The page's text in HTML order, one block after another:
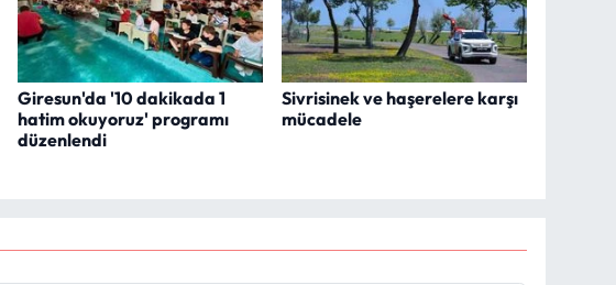
Giresun'da '10 dakikada 1
hatim okuyoruz' programı
düzenlendi
Sivrisinek ve haşerelere karşı
mücadele